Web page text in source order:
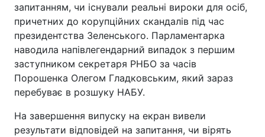
запитанням, чи існували реальні вироки для осіб,
причетних до корупційних скандалів під час
президентства Зеленського. Парламентарка
наводила напівлегендарний випадок з першим
заступником секретаря РНБО за часів
Порошенка Олегом Гладковським, який зараз
перебуває в розшуку НАБУ.
На завершення випуску на екран вивели
результати відповідей на запитання, чи вірять